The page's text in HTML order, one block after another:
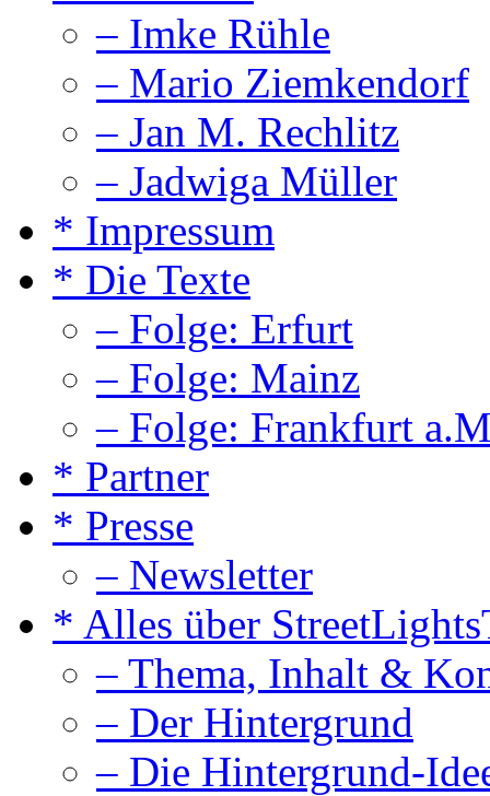
– Imke Rühle
– Mario Ziemkendorf
– Jan M. Rechlitz
– Jadwiga Müller
* Impressum
* Die Texte
– Folge: Erfurt
– Folge: Mainz
– Folge: Frankfurt
* Partner
* Presse
– Newsletter
* Alles über
– Thema, Inhalt &
– Der Hintergrund
– Die Hintergrund-